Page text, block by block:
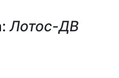
Лотос-ДВ